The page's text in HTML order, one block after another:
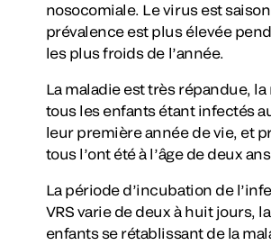
nosocomiale. Le virus est
prévalence est plus élevée
les plus froids de l’année.
La maladie est très répandue,
tous les enfants étant infectés
leur première année de vie, et
tous l’ont été à l’âge de deux
La période d’incubation de
VRS varie de deux à huit jours,
enfants se rétablissant de la